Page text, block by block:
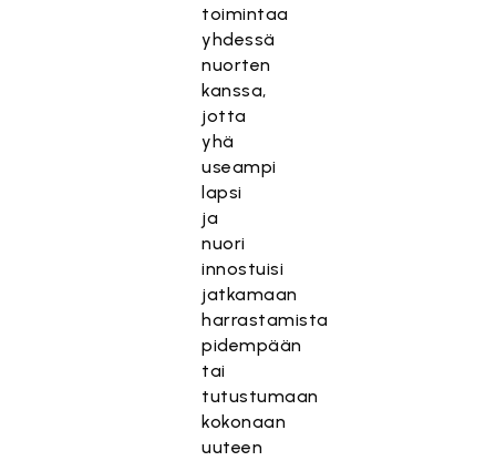
toimintaa
yhdessä
nuorten
kanssa,
jotta
yhä
useampi
lapsi
ja
nuori
innostuisi
jatkamaan
harrastamista
pidempään
tai
tutustumaan
kokonaan
uuteen